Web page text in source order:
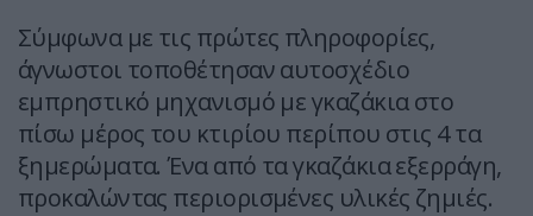
Σύμφωνα με τις πρώτες πληροφορίες,
άγνωστοι τοποθέτησαν αυτοσχέδιο
εμπρηστικό μηχανισμό με γκαζάκια στο
πίσω μέρος του κτιρίου περίπου στις 4 τα
ξημερώματα. Ένα από τα γκαζάκια εξερράγη,
προκαλώντας περιορισμένες υλικές ζημιές.